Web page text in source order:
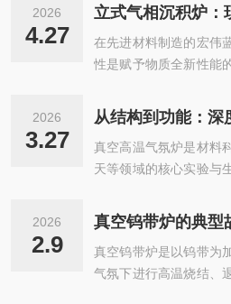
纯、热处理工序，广
料、碳素制品等多个行
重要的工艺设备。真空
屏、真空调控系统、温
为发热与隔热核心材料
导...
2026
4.27
在先进材料制造的宏伟
性是赋予物质全新性能
能够重塑材料表面与微
通过精确控制温度、压
下驱动化学反应，为工
材料内部进行致密化处
沉积炉的结构设计体现
顺应了热气流的自然对
2026
3.27
真空高温气氛炉是材料
天等领域的核心实验与
实现材料的高温烧结、
运行与工艺精度，核心
统、气氛控制系统三大
系统既各自独立承担关
2026
2.9
真空钨带炉的典型
真空钨带炉是以钨带为
气氛下进行高温烧结、